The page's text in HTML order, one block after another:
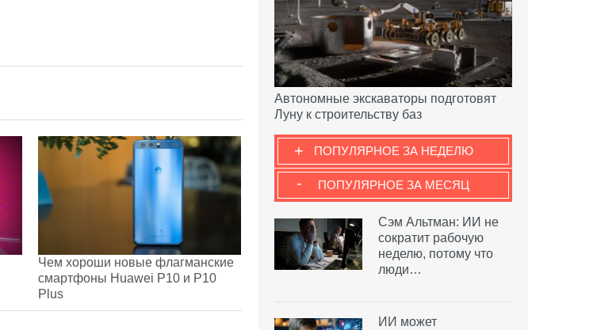
Чем хороши новые флагманские
смартфоны Huawei P10 и P10
Plus
Автономные экскаваторы подготовят
Луну к строительству баз
ПОПУЛЯРНОЕ ЗА НЕДЕЛЮ
+
ПОПУЛЯРНОЕ ЗА МЕСЯЦ
-
Сэм Альтман: ИИ не
сократит рабочую
неделю, потому что
люди…
ИИ может